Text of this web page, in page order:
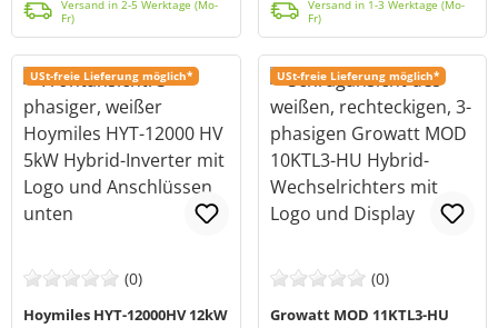
Versand in 2-5 Werktage (Mo-
Fr)
Versand in 1-3 Werktage (Mo-
Fr)
USt-freie Lieferung möglich*
(0)
Hoymiles HYT-12000HV 12kW
USt-freie Lieferung möglich*
(0)
Growatt MOD 11KTL3-HU